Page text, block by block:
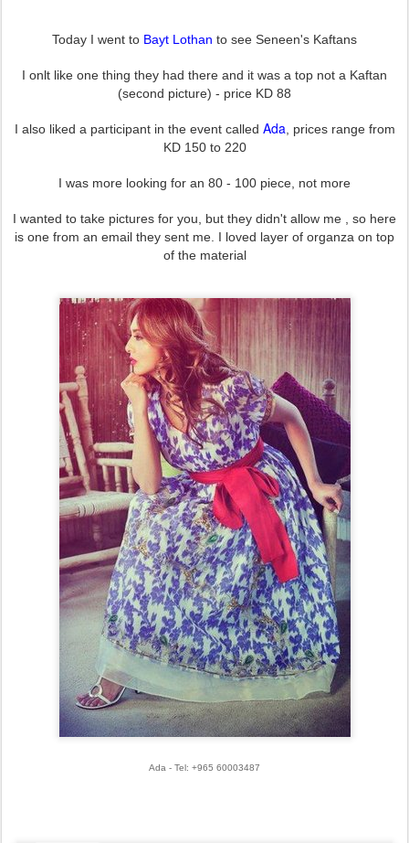
Today I went to Bayt Lothan to see Seneen's Kaftans
I onlt like one thing they had there and it was a top not a Kaftan
(second picture) - price KD 88
I also liked a participant in the event called Ada , prices range from
KD 150 to 220
I was more looking for an 80 - 100 piece, not more
I wanted to take pictures for you, but they didn't allow me , so here
is one from an email they sent me. I loved layer of organza on top
of the material
Ada - Tel: +965 60003487